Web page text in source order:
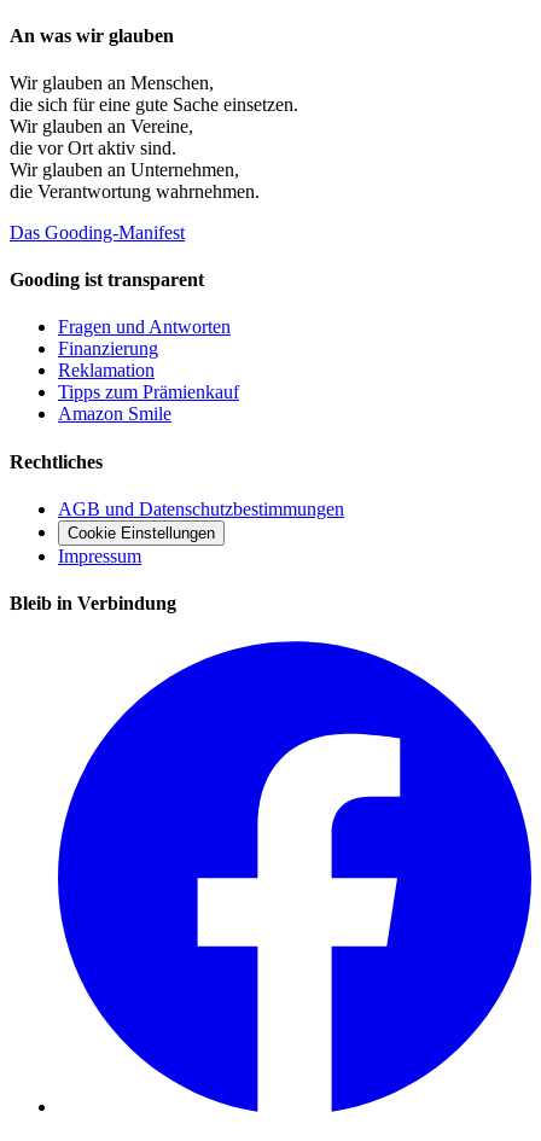
An was wir glauben
Wir glauben an Menschen,
die sich für eine gute Sache einsetzen.
Wir glauben an Vereine,
die vor Ort aktiv sind.
Wir glauben an Unternehmen,
die Verantwortung wahrnehmen.
Das Gooding-Manifest
Gooding ist transparent
Fragen und Antworten
Finanzierung
Reklamation
Tipps zum Prämienkauf
Amazon Smile
Rechtliches
AGB und Datenschutzbestimmungen
Cookie Einstellungen
Impressum
Bleib in Verbindung